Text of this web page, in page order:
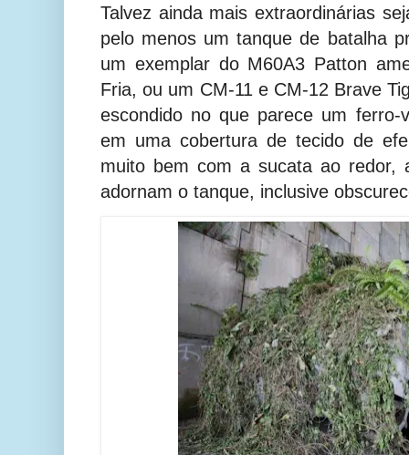
Talvez ainda mais extraordinárias
pelo menos um tanque de batalha
um exemplar do M60A3 Patton
Fria, ou um CM-11 e CM-12 Brave
escondido no que parece um
em uma cobertura de tecido de
muito bem com a sucata ao redor,
adornam o tanque, inclusive